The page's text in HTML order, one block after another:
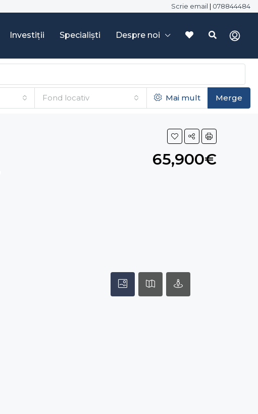
Scrie email | 078844484
Investiții Specialiști Despre noi
Fond locativ Mai mult Merge
65,900€